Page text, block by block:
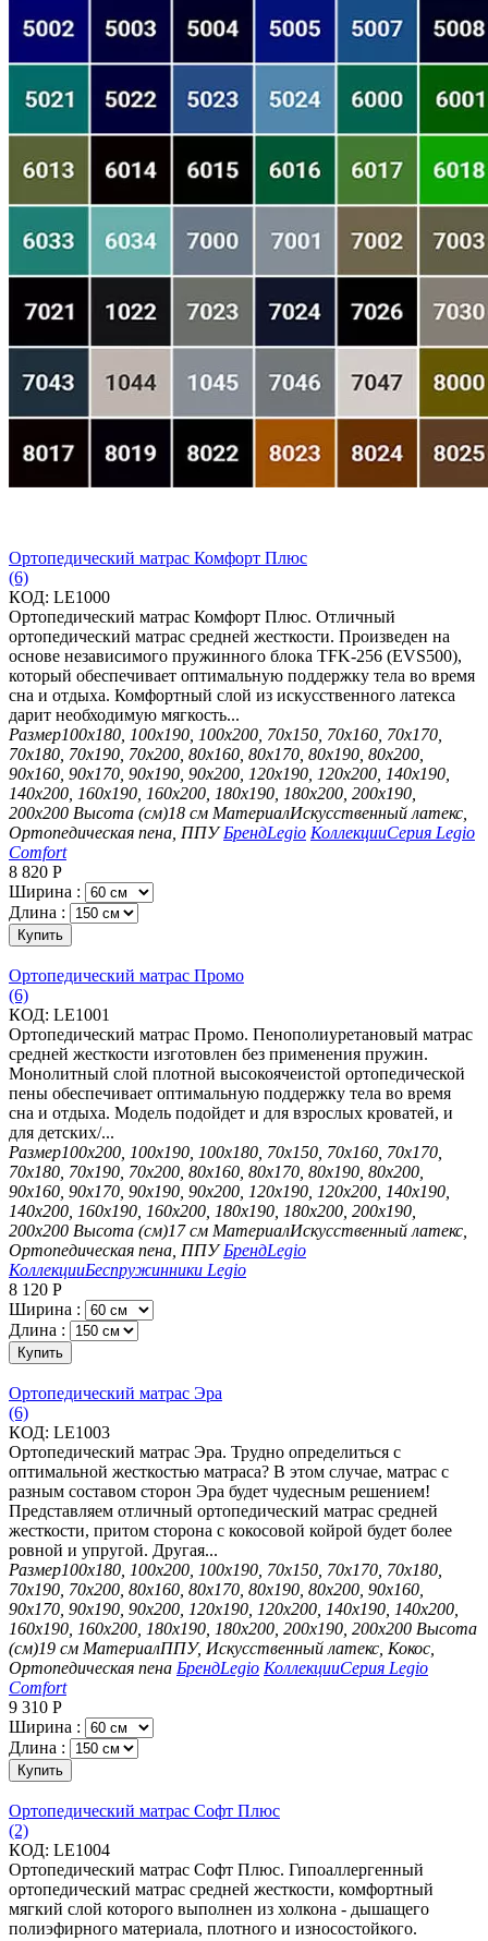
Ортопедический матрас Комфорт Плюс
(6)
КОД: LE1000
Ортопедический матрас Комфорт Плюс. Отличный
ортопедический матрас средней жесткости. Произведен на
основе независимого пружинного блока TFK-256 (EVS500),
который обеспечивает оптимальную поддержку тела во время
сна и отдыха. Комфортный слой из искусственного латекса
дарит необходимую мягкость...
Размер100х180, 100х190, 100х200, 70х150, 70х160, 70х170,
70х180, 70х190, 70х200, 80х160, 80х170, 80х190, 80х200,
90х160, 90х170, 90х190, 90х200, 120х190, 120х200, 140х190,
140х200, 160х190, 160х200, 180х190, 180х200, 200х190,
200х200 Высота (см)18 см МатериалИскусственный латекс,
Ортопедическая пена, ППУ БрендLegio КоллекцииСерия Legio
Comfort
8 820 Р
Ширина :
Длина :
Купить
Ортопедический матрас Промо
(6)
КОД: LE1001
Ортопедический матрас Промо. Пенополиуретановый матрас
средней жесткости изготовлен без применения пружин.
Монолитный слой плотной высокоячеистой ортопедической
пены обеспечивает оптимальную поддержку тела во время
сна и отдыха. Модель подойдет и для взрослых кроватей, и
для детских/...
Размер100х200, 100х190, 100х180, 70х150, 70х160, 70х170,
70х180, 70х190, 70х200, 80х160, 80х170, 80х190, 80х200,
90х160, 90х170, 90х190, 90х200, 120х190, 120х200, 140х190,
140х200, 160х190, 160х200, 180х190, 180х200, 200х190,
200х200 Высота (см)17 см МатериалИскусственный латекс,
Ортопедическая пена, ППУ БрендLegio
КоллекцииБеспружинники Legio
8 120 Р
Ширина :
Длина :
Купить
Ортопедический матрас Эра
(6)
КОД: LE1003
Ортопедический матрас Эра. Трудно определиться с
оптимальной жесткостью матраса? В этом случае, матрас с
разным составом сторон Эра будет чудесным решением!
Представляем отличный ортопедический матрас средней
жесткости, притом сторона с кокосовой койрой будет более
ровной и упругой. Другая...
Размер100х180, 100х200, 100х190, 70х150, 70х170, 70х180,
70х190, 70х200, 80х160, 80х170, 80х190, 80х200, 90х160,
90х170, 90х190, 90х200, 120х190, 120х200, 140х190, 140х200,
160х190, 160х200, 180х190, 180х200, 200х190, 200х200 Высота
(см)19 см МатериалППУ, Искусственный латекс, Кокос,
Ортопедическая пена БрендLegio КоллекцииСерия Legio
Comfort
9 310 Р
Ширина :
Длина :
Купить
Ортопедический матрас Софт Плюс
(2)
КОД: LE1004
Ортопедический матрас Софт Плюс. Гипоаллергенный
ортопедический матрас средней жесткости, комфортный
мягкий слой которого выполнен из холкона - дышащего
полиэфирного материала, плотного и износостойкого.